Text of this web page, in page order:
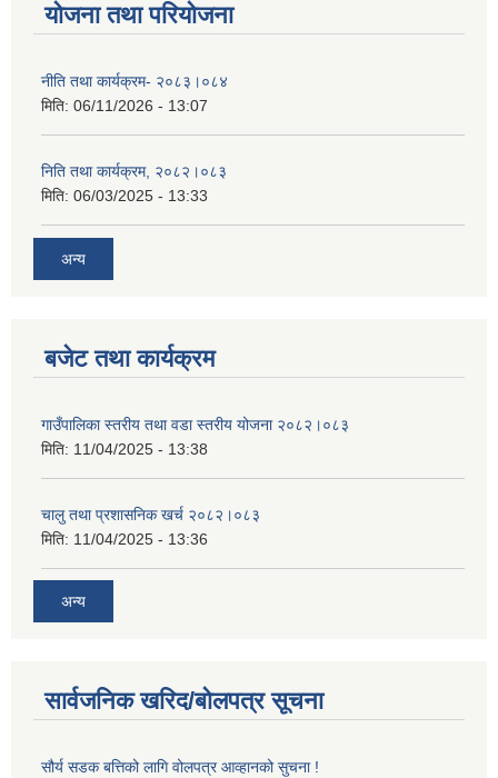
योजना तथा परियोजना
नीति तथा कार्यक्रम- २०८३।०८४
मिति: 06/11/2026 - 13:07
निति तथा कार्यक्रम, २०८२।०८३
मिति: 06/03/2025 - 13:33
अन्य
बजेट तथा कार्यक्रम
गाउँपालिका स्तरीय तथा वडा स्तरीय योजना २०८२।०८३
मिति: 11/04/2025 - 13:38
चालु तथा प्रशासनिक खर्च २०८२।०८३
मिति: 11/04/2025 - 13:36
अन्य
सार्वजनिक खरिद/बोलपत्र सूचना
सौर्य सडक बत्तिको लागि वोलपत्र आव्हानको सुचना !